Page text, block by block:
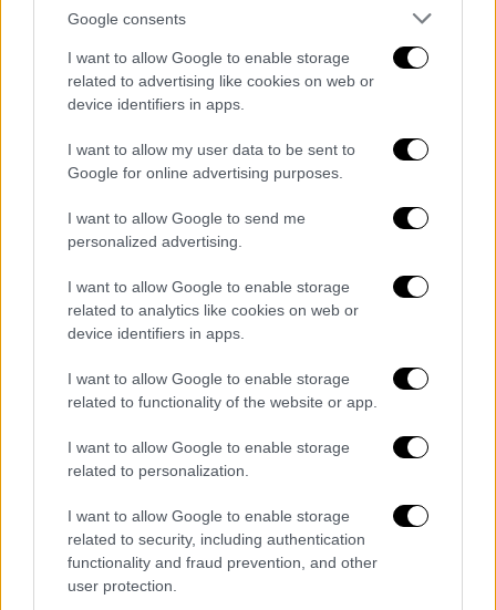
Google consents
I want to allow Google to enable storage
related to advertising like cookies on web or
device identifiers in apps.
I want to allow my user data to be sent to
Google for online advertising purposes.
I want to allow Google to send me
personalized advertising.
I want to allow Google to enable storage
related to analytics like cookies on web or
device identifiers in apps.
I want to allow Google to enable storage
related to functionality of the website or app.
I want to allow Google to enable storage
related to personalization.
I want to allow Google to enable storage
related to security, including authentication
functionality and fraud prevention, and other
user protection.
Η υγεία της έχει επιδεινωθεί
ανεπανόρθωτα
συγγενείς απομάκρυναν την 89χρονηόταν
αντιλήφθηκαν την κρισιμότητα της
κατάστασης, αλλά σύμφωνα με τους
γιατρούς, η υγεία της είχε ήδη επιδεινωθεί
ανεπανόρθωτα.
Οικογενειακή φίλη κατήγγειλε τις άθλιες
συνθήκες: «Το στρώμα ήταν έξω στο